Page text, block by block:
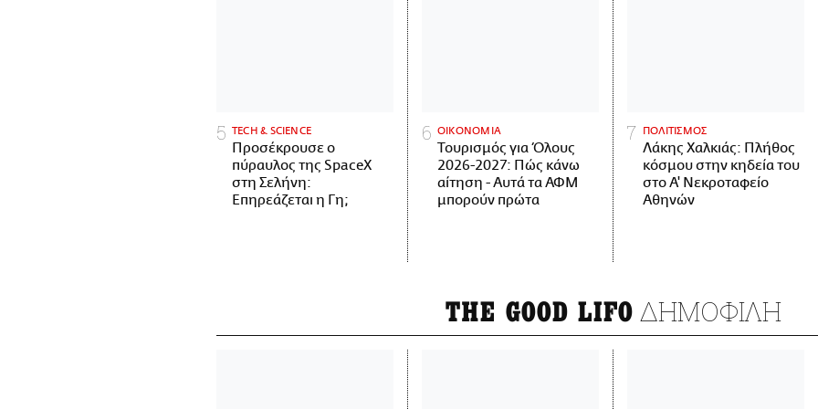
ΤECH & SCIENCE
Προσέκρουσε ο
πύραυλος της SpaceX
στη Σελήνη:
Επηρεάζεται η Γη;
ΟΙΚΟΝΟΜΙΑ
Τουρισμός για Όλους
2026-2027: Πώς κάνω
αίτηση - Αυτά τα ΑΦΜ
μπορούν πρώτα
ΠΟΛΙΤΙΣΜΟΣ
Λάκης Χαλκιάς: Πλήθος
κόσμου στην κηδεία του
στο Α' Νεκροταφείο
Αθηνών
THE GOOD LIFO ΔΗΜΟΦΙΛΗ